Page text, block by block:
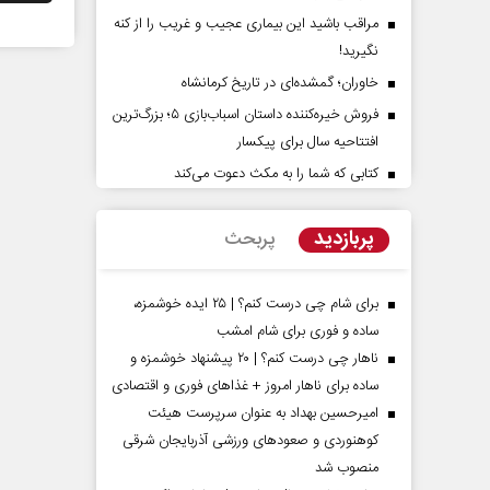
مراقب باشید این بیماری عجیب و غریب را از کنه
نگیرید!
خاوران؛ گمشده‌ای در تاریخ کرمانشاه
فروش خیره‌کننده داستان اسباب‌بازی ۵؛ بزرگ‌ترین
افتتاحیه سال برای پیکسار
کتابی که شما را به مکث دعوت می‌کند
پربازدید پربحث
برای شام چی درست کنم؟ | ۲۵ ایده خوشمزه،
ساده و فوری برای شام امشب
ناهار چی درست کنم؟ | ۲۰ پیشنهاد خوشمزه و
ساده برای ناهار امروز + غذاهای فوری و اقتصادی
امیرحسین بهداد به عنوان سرپرست هیئت
کوهنوردی و صعودهای ورزشی آذربایجان شرقی
منصوب شد
خلاف واقع آمریکا
مجلس